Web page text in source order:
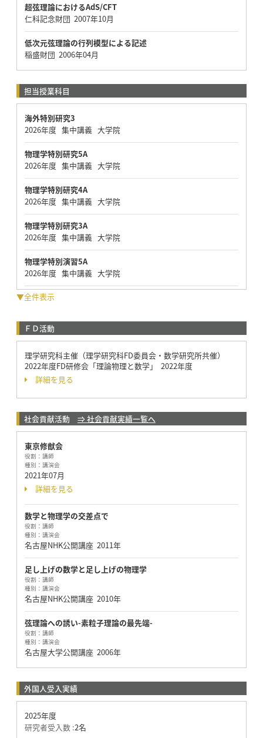
超弦理論におけるAdS/CFT
仁科記念財団 2007年10月
低次元弦理論の行列模型による記述
稲盛財団 2006年04月
担当授業科目
海外特別研究3
2026年度 集中講義 大学院
物理学特別研究5A
2026年度 集中講義 大学院
物理学特別研究4A
2026年度 集中講義 大学院
物理学特別研究3A
2026年度 集中講義 大学院
物理学特別演習5A
2026年度 集中講義 大学院
▼全件表示
ＦＤ活動
理学研究科主催（理学研究科FD委員会・数学研究所共催）
2022年度FD研修会「理論物理と数学」 2022年度
詳細を見る
社会貢献活動 ⇒ 社会貢献実績一覧へ
東京修猷会
役割： 講師
種別： 講演会
2021年07月
詳細を見る
数学と物理学の交差点で
役割： 講師
種別： 講演会
名古屋NHK公開講座 2011年
足し上げの数学と足し上げの物理学
役割： 講師
種別： 講演会
名古屋NHK公開講座 2010年
弦理論への誘い-素粒子理論の最先端-
役割： 講師
種別： 講演会
名古屋大学公開講座 2006年
外国人受入実績
2025年度
研究者受入数 :2名